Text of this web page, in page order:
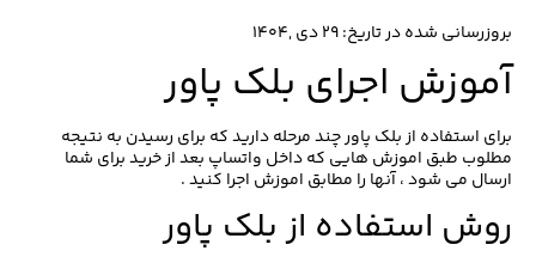
بروزرسانی شده در تاریخ: ۲۹ دی ,۱۴۰۴
آموزش اجرای بلک پاور
برای استفاده از بلک پاور چند مرحله دارید که برای رسیدن به نتیجه
مطلوب طبق اموزش هایی که داخل واتساپ بعد از خرید برای شما
ارسال می شود ، آنها را مطابق اموزش اجرا کنید .
روش استفاده از بلک پاور